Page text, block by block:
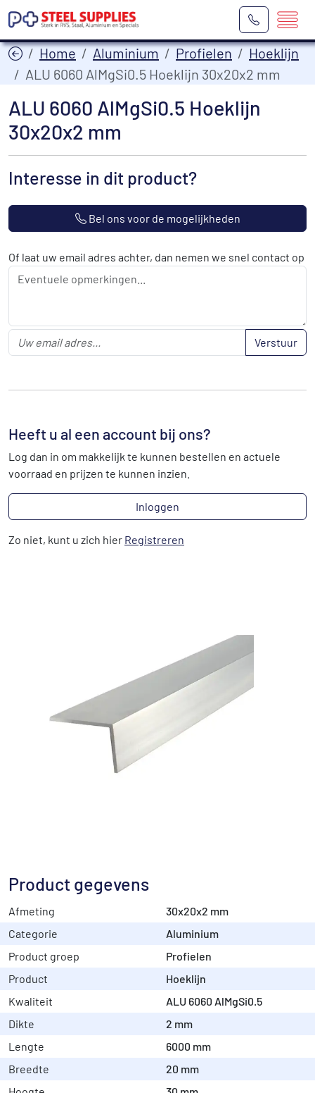
Home Aluminium Profielen
Hoeklijn
ALU 6060 AlMgSi0.5 Hoeklijn 30x20x2 mm
ALU 6060 AlMgSi0.5 Hoeklijn
30x20x2 mm
Product gegevens
Afmeting
30x20x2 mm
Categorie
Aluminium
Product groep
Profielen
Product
Hoeklijn
Kwaliteit
ALU 6060 AlMgSi0.5
Dikte
2 mm
Lengte
6000 mm
Breedte
20 mm
Interesse in dit product?
Bel ons voor de mogelijkheden
Of laat uw email adres achter, dan nemen we snel contact op
Verstuur
Heeft u al een account bij ons?
Log dan in om makkelijk te kunnen bestellen en actuele
voorraad en prijzen te kunnen inzien.
Inloggen
Zo niet, kunt u zich hier Registreren